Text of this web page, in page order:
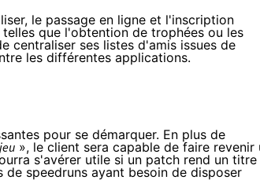
le passage en ligne et l'inscription
que l'obtention de trophées ou les
centraliser ses listes d'amis issues de
les différentes applications.
pour se démarquer. En plus de
», le client sera capable de faire revenir
s'avérer utile si un patch rend un titre
speedruns ayant besoin de disposer